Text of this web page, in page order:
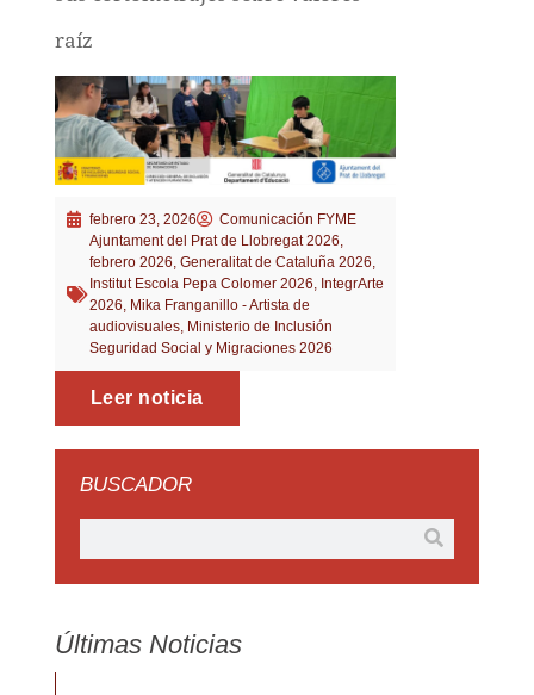
raíz
febrero 23, 2026
Comunicación FYME
Ajuntament del Prat de Llobregat 2026
febrero 2026 Generalitat de Cataluña 2026
Institut Escola Pepa Colomer 2026 IntegrArte
2026 Mika Franganillo - Artista de
audiovisuales, Ministerio de Inclusión
Seguridad Social y Migraciones 2026
Leer noticia
BUSCADOR
Últimas Noticias